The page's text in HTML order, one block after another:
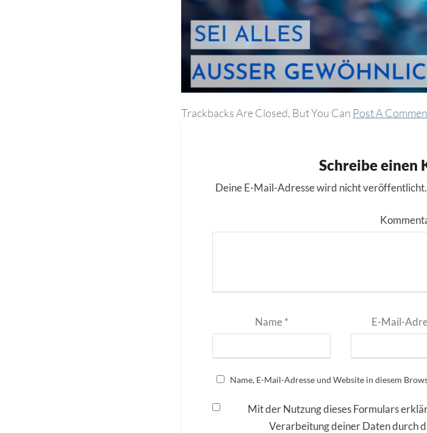
Trackbacks Are Closed, But You Can Post A
Schreibe einen
Deine E-Mail-Adresse wird nicht veröffentlicht.
Name* E-Mail-
Name, E-Mail-Adresse und Website in diesem
Mit der Nutzung dieses Formulars
Verarbeitung deiner Daten durch